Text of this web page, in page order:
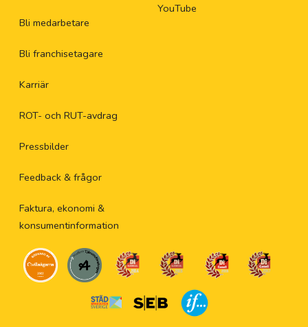
Bli medarbetare
Bli franchisetagare
Karriär
ROT- och RUT-avdrag
Pressbilder
Feedback & frågor
Faktura, ekonomi &
konsumentinformation
YouTube